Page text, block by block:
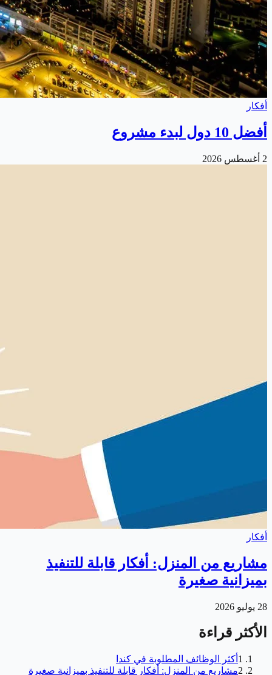
أفكار
أفضل 10 دول لبدء مشروع
2 أغسطس 2026
أفكار
مشاريع من المنزل: أفكار قابلة للتنفيذ
بميزانية صغيرة
28 يوليو 2026
الأكثر قراءة
1 أكثر الوظائف المطلوبة في كندا
2مشاريع من المنزل: أفكار قابلة للتنفيذ بميزانية صغيرة